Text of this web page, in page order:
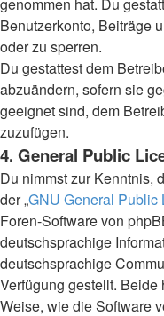
Benutzerkonto, Beiträge
oder zu sperren.
Du gestattest dem
abzuändern, sofern sie
geeignet sind, dem
zuzufügen.
4. General Public
Du nimmst zur Kenntnis,
der „GNU General Public
Foren-Software von
deutschsprachige
deutschsprachige
Verfügung gestellt.
Weise, wie die Software